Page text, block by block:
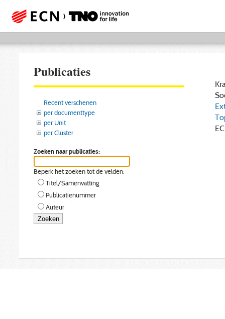
Publicaties
Recent verschenen
per documenttype
per Unit
per Cluster
Zoeken naar publicaties:
Beperk het zoeken tot de velden:
Titel/Samenvatting
Publicatienummer
Auteur